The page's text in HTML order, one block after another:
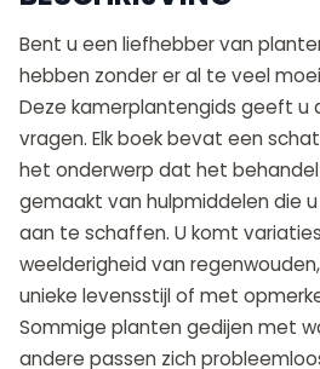
Bent u een liefhebber van
hebben zonder er al te veel
Deze kamerplantengids geeft u
vragen. Elk boek bevat een
het onderwerp dat het
gemaakt van hulpmiddelen die
aan te schaffen. U komt
weelderigheid van
unieke levensstijl of met
Sommige planten gedijen met
andere passen zich